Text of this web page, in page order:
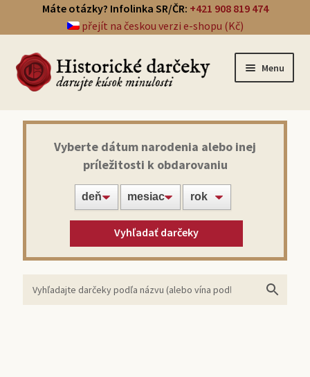
Máte otázky? Infolinka SR/ČR: +421 908 819 474
přejít na českou verzi e-shopu (Kč)
Menu
Prehľad darčekov
Noviny zo dňa narodenia
Víno z roku narodenia
Vyberte dátum narodenia alebo inej
príležitosti k obdarovaniu
Vyhľadať darčeky